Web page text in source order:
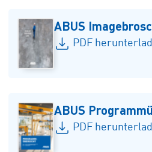
ABUS
PDF
ABUS
PDF